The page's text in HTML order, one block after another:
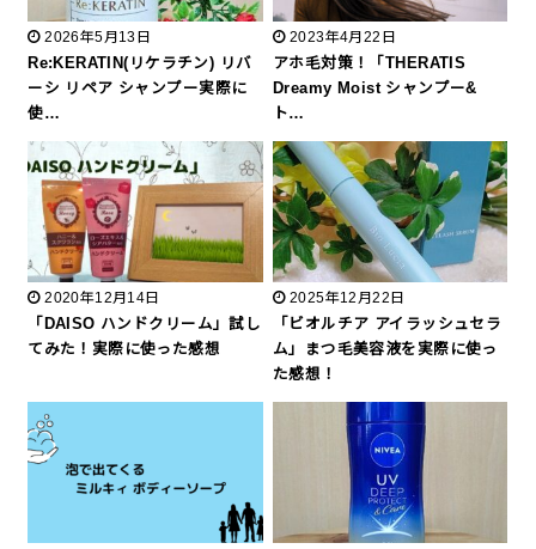
2026年5月13日
Re:KERATIN(リケラチン) リバ
ーシ リペア シャンプー実際に
使…
2023年4月22日
アホ毛対策！「THERATIS
Dreamy Moist シャンプー&
ト…
2020年12月14日
「DAISO ハンドクリーム」試し
てみた！実際に使った感想
2025年12月22日
「ビオルチア アイラッシュセラ
ム」まつ毛美容液を実際に使っ
た感想！